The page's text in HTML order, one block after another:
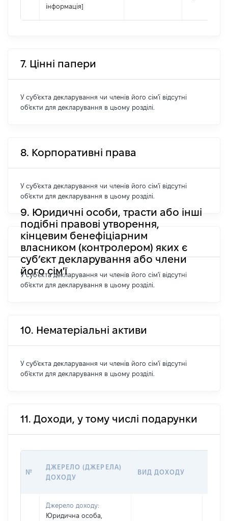
інформація]
7. Цінні папери
У суб'єкта декларування чи членів його сім'ї відсутні
об'єкти для декларування в цьому розділі.
8. Корпоративні права
У суб'єкта декларування чи членів його сім'ї відсутні
об'єкти для декларування в цьому розділі.
9. Юридичні особи, трасти або інші
подібні правові утворення,
кінцевим бенефіціарним
власником (контролером) яких є
суб’єкт декларування або члени
його сім'ї
У суб'єкта декларування чи членів його сім'ї відсутні
об'єкти для декларування в цьому розділі.
10. Нематеріальні активи
У суб'єкта декларування чи членів його сім'ї відсутні
об'єкти для декларування в цьому розділі.
11. Доходи, у тому числі подарунки
№
ДЖЕРЕЛО (ДЖЕРЕЛА)
ДОХОДУ
ВИД ДОХОДУ
Джерело доходу:
Юридична особа,